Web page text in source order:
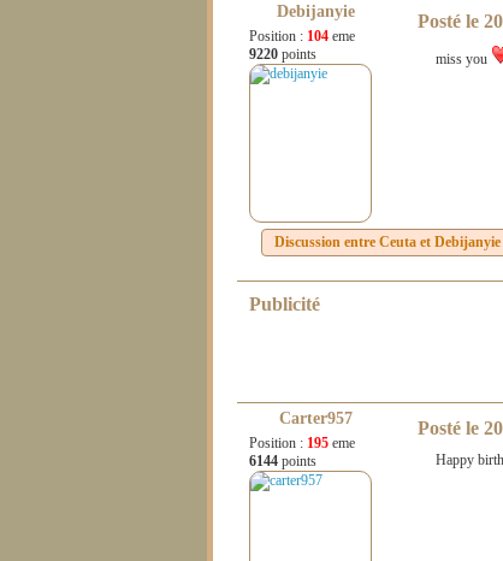
Debijanyie
Position : 104 eme
9220 points
Posté le
miss you
Discussion entre Ceuta et Debijanyie
Publicité
Carter957
Position : 195 eme
6144 points
Posté le
Happy